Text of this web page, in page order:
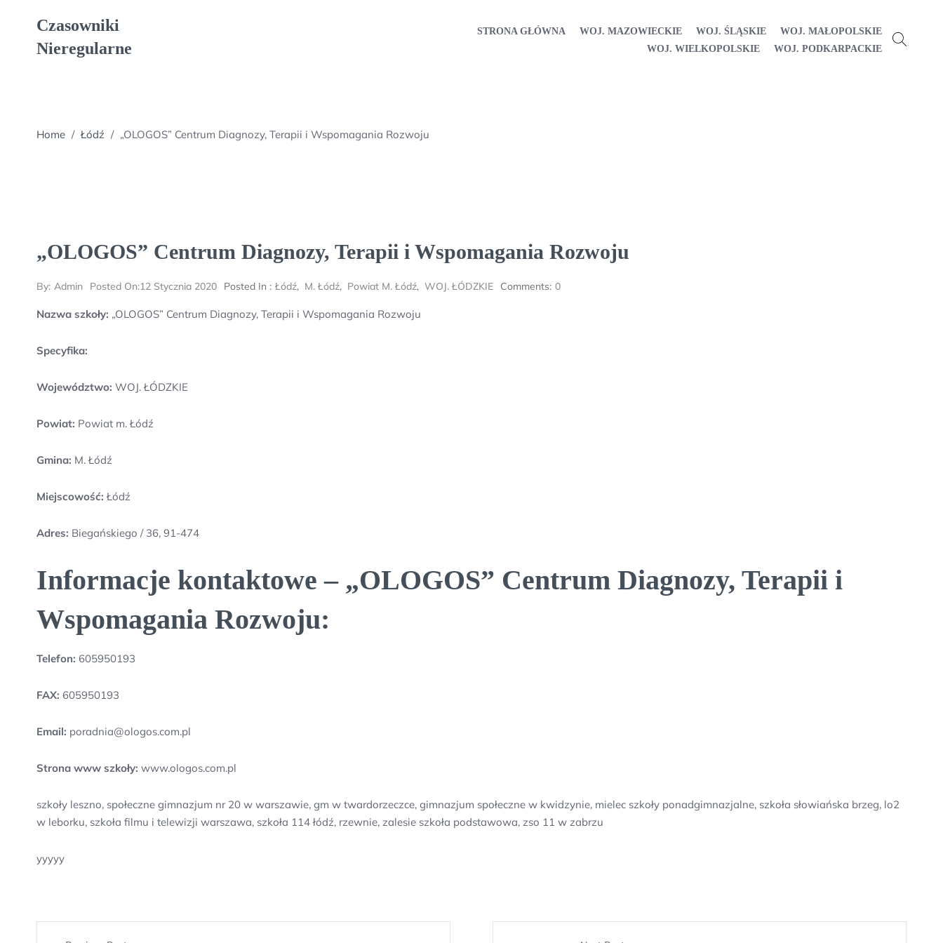
Czasowniki
Nieregularne
STRONA GŁÓWNA WOJ. MAZOWIECKIE WOJ. ŚLĄSKIE
WOJ. MAŁOPOLSKIE
WOJ. WIELKOPOLSKIE
WOJ. PODKARPACKIE
Home / Łódź / „OLOGOS” Centrum Diagnozy, Terapii i Wspomagania Rozwoju
„OLOGOS” Centrum Diagnozy, Terapii i Wspomagania Rozwoju
By: Admin Posted On:12 Stycznia 2020 Posted In : Łódź, M. Łódź, Powiat M. Łódź, WOJ. ŁÓDZKIE Comments: 0
Nazwa szkoły: „OLOGOS” Centrum Diagnozy, Terapii i Wspomagania Rozwoju
Specyfika:
Województwo: WOJ. ŁÓDZKIE
Powiat: Powiat m. Łódź
Gmina: M. Łódź
Miejscowość: Łódź
Adres: Biegańskiego / 36, 91-474
Informacje kontaktowe – „OLOGOS” Centrum Diagnozy, Terapii i
Wspomagania Rozwoju:
Telefon: 605950193
FAX: 605950193
Email: poradnia@ologos.com.pl
Strona www szkoły: www.ologos.com.pl
szkoły leszno, społeczne gimnazjum nr 20 w warszawie, gm w twardorzeczce, gimnazjum społeczne w kwidzynie, mielec szkoły ponadgimnazjalne, szkoła słowiańska brzeg, lo2
w leborku, szkoła filmu i telewizji warszawa, szkoła 114 łódź, rzewnie, zalesie szkoła podstawowa, zso 11 w zabrzu
yyyyy